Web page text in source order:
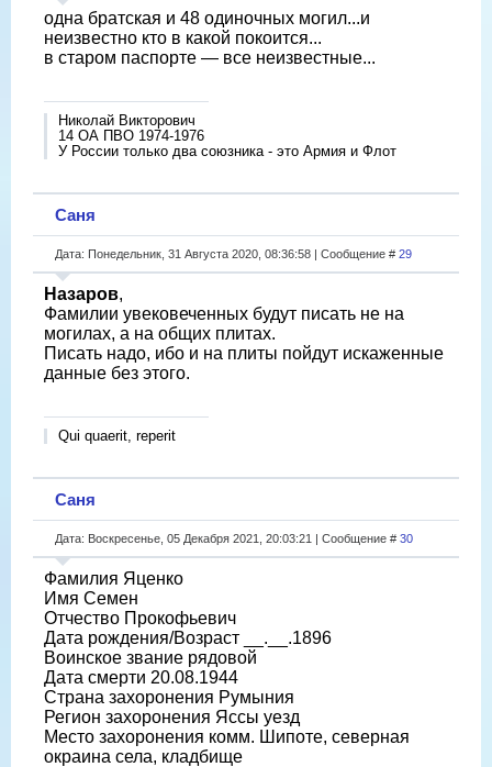
одна братская и 48 одиночных могил...и
неизвестно кто в какой покоится...
в старом паспорте — все неизвестные...
Николай Викторович
14 ОА ПВО 1974-1976
У России только два союзника - это Армия и Флот
Саня
Дата: Понедельник, 31 Августа 2020, 08:36:58 | Сообщение # 29
Назаров,
Фамилии увековеченных будут писать не на
могилах, а на общих плитах.
Писать надо, ибо и на плиты пойдут искаженные
данные без этого.
Qui quaerit, reperit
Саня
Дата: Воскресенье, 05 Декабря 2021, 20:03:21 | Сообщение # 30
Фамилия Яценко
Имя Семен
Отчество Прокофьевич
Дата рождения/Возраст __.__.1896
Воинское звание рядовой
Дата смерти 20.08.1944
Страна захоронения Румыния
Регион захоронения Яссы уезд
Место захоронения комм. Шипоте, северная
окраина села, кладбище